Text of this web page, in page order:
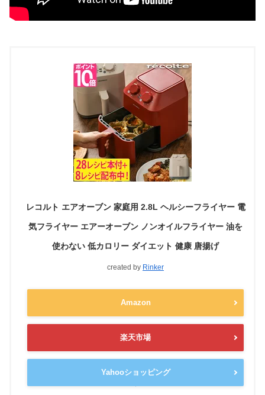
レコルト エアオーブン 家庭用 2.8L ヘルシーフライヤー 電
気フライヤー エアーオーブン ノンオイルフライヤー 油を
使わない 低カロリー ダイエット 健康 唐揚げ
created by Rinker
Amazon
楽天市場
Yahooショッピング